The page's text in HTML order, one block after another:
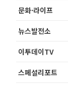
문화·라이프
뉴스발전소
이투데이TV
스페셜리포트